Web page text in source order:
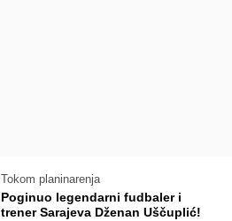
Tokom planinarenja
Poginuo legendarni fudbaler i
trener Sarajeva Dženan Uščuplić!